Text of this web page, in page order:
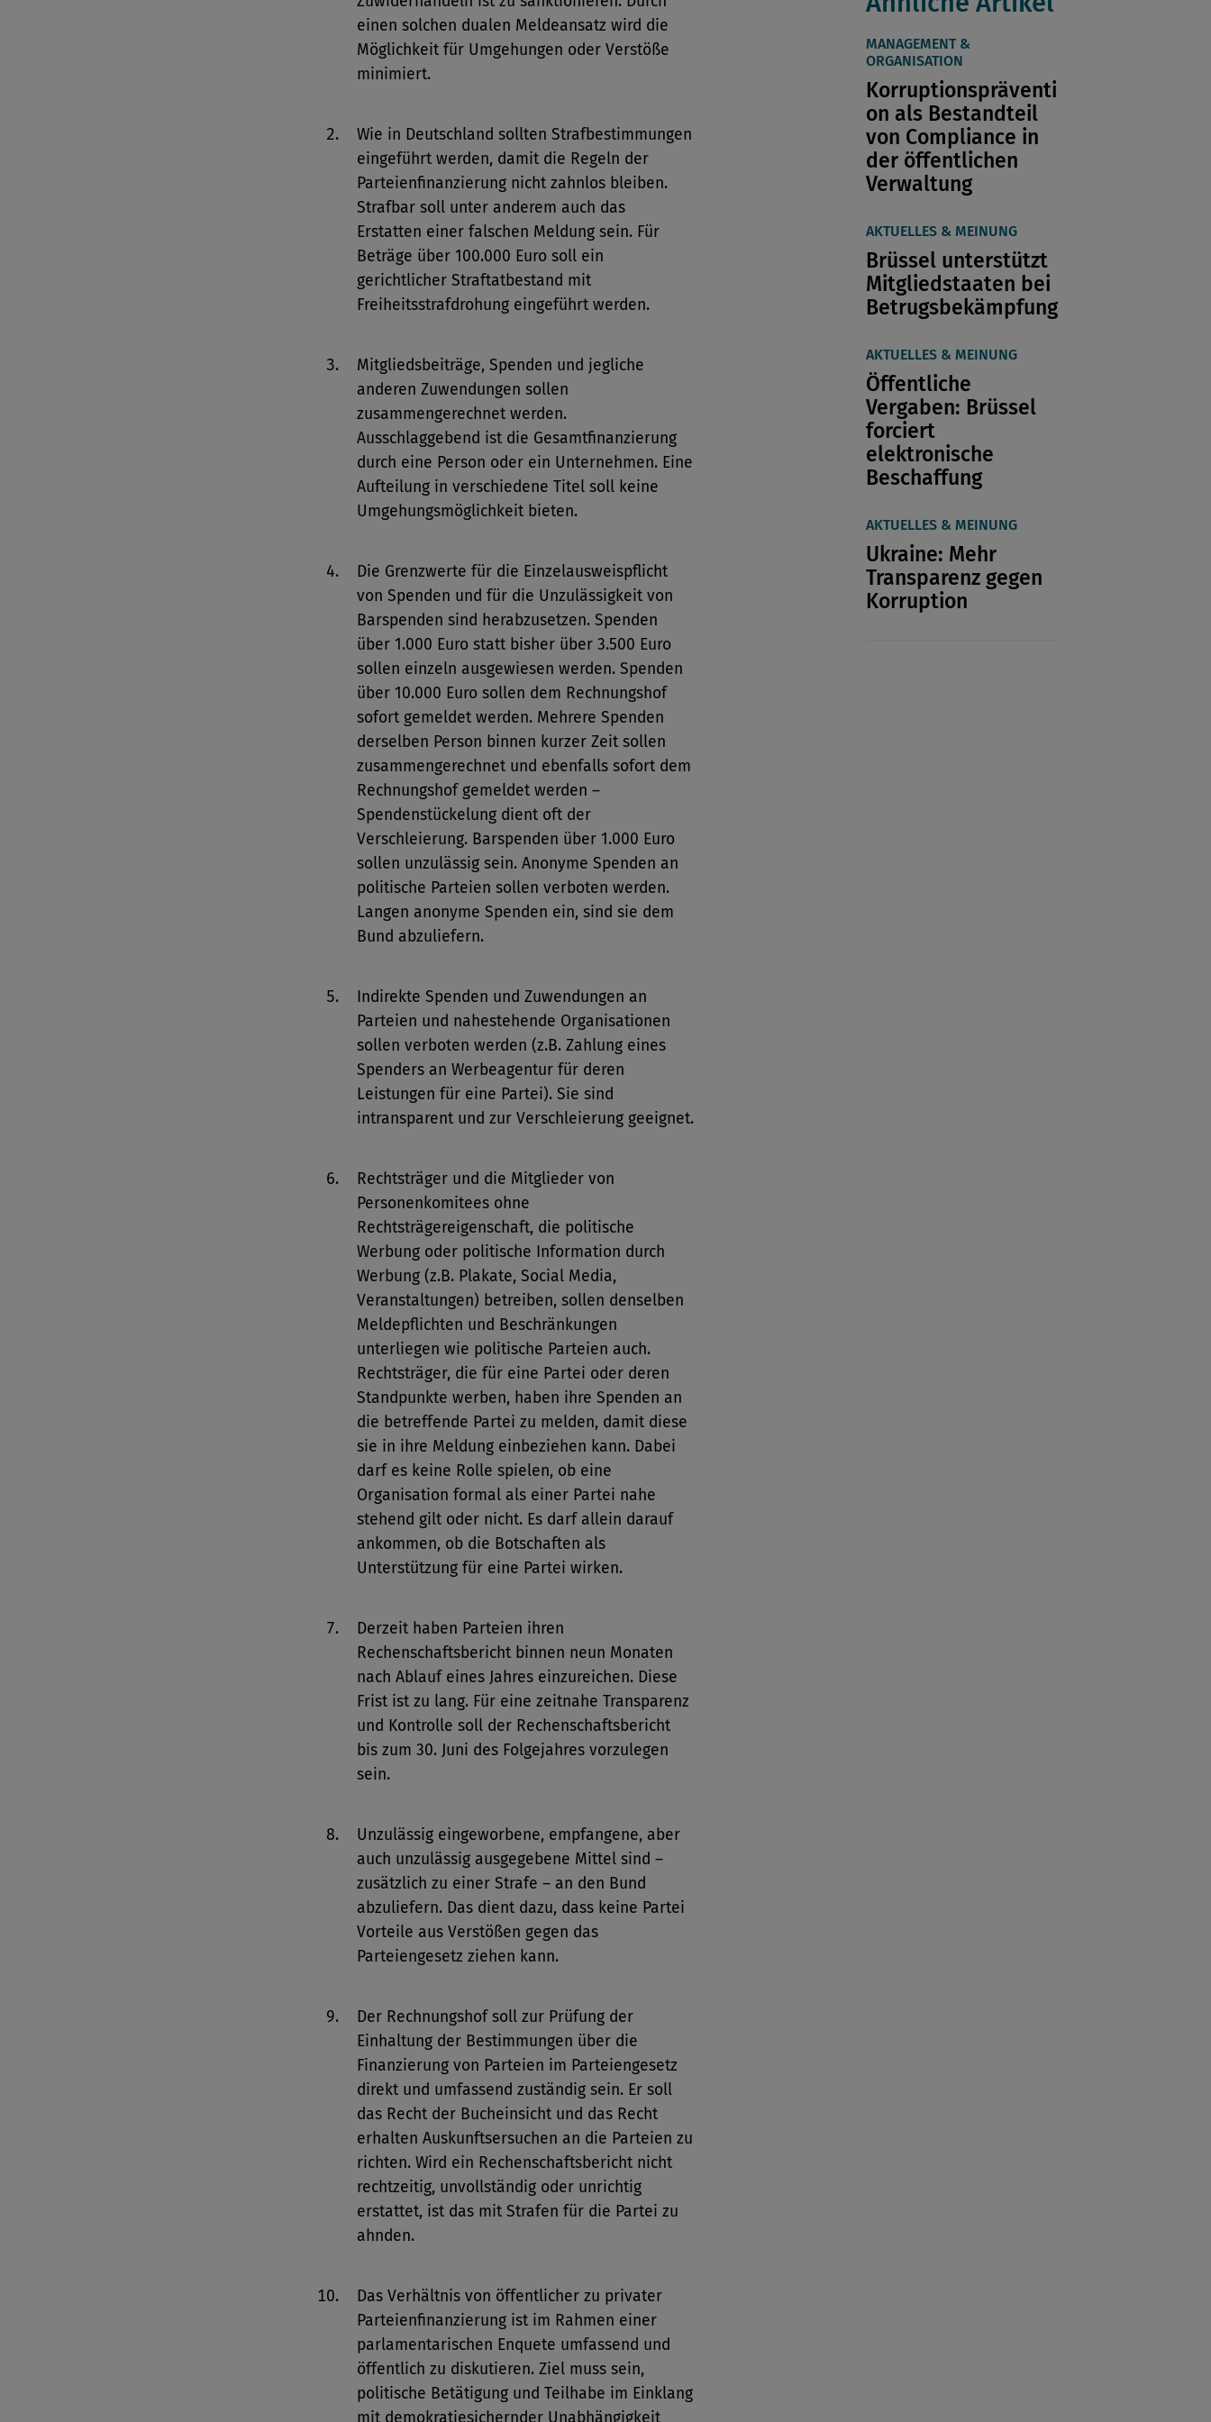
einen solchen dualen Meldeansatz wird die
Möglichkeit für Umgehungen oder Verstöße
minimiert.
Wie in Deutschland sollten Strafbestimmungen
eingeführt werden, damit die Regeln der
Parteienfinanzierung nicht zahnlos bleiben.
Strafbar soll unter anderem auch das
Erstatten einer falschen Meldung sein. Für
Beträge über 100.000 Euro soll ein
gerichtlicher Straftatbestand mit
Freiheitsstrafdrohung eingeführt werden.
Mitgliedsbeiträge, Spenden und jegliche
anderen Zuwendungen sollen
zusammengerechnet werden.
Ausschlaggebend ist die Gesamtfinanzierung
durch eine Person oder ein Unternehmen. Eine
Aufteilung in verschiedene Titel soll keine
Umgehungsmöglichkeit bieten.
Die Grenzwerte für die Einzelausweispflicht
von Spenden und für die Unzulässigkeit von
Barspenden sind herabzusetzen. Spenden
über 1.000 Euro statt bisher über 3.500 Euro
sollen einzeln ausgewiesen werden. Spenden
über 10.000 Euro sollen dem Rechnungshof
sofort gemeldet werden. Mehrere Spenden
derselben Person binnen kurzer Zeit sollen
zusammengerechnet und ebenfalls sofort dem
Rechnungshof gemeldet werden –
Spendenstückelung dient oft der
Verschleierung. Barspenden über 1.000 Euro
sollen unzulässig sein. Anonyme Spenden an
politische Parteien sollen verboten werden.
Langen anonyme Spenden ein, sind sie dem
Bund abzuliefern.
Indirekte Spenden und Zuwendungen an
Parteien und nahestehende Organisationen
sollen verboten werden (z.B. Zahlung eines
Spenders an Werbeagentur für deren
Leistungen für eine Partei). Sie sind
intransparent und zur Verschleierung geeignet.
Rechtsträger und die Mitglieder von
Personenkomitees ohne
Rechtsträgereigenschaft, die politische
Werbung oder politische Information durch
Werbung (z.B. Plakate, Social Media,
Veranstaltungen) betreiben, sollen denselben
Meldepflichten und Beschränkungen
unterliegen wie politische Parteien auch.
Rechtsträger, die für eine Partei oder deren
Standpunkte werben, haben ihre Spenden an
die betreffende Partei zu melden, damit diese
sie in ihre Meldung einbeziehen kann. Dabei
darf es keine Rolle spielen, ob eine
Organisation formal als einer Partei nahe
stehend gilt oder nicht. Es darf allein darauf
ankommen, ob die Botschaften als
Unterstützung für eine Partei wirken.
Derzeit haben Parteien ihren
Rechenschaftsbericht binnen neun Monaten
nach Ablauf eines Jahres einzureichen. Diese
Frist ist zu lang. Für eine zeitnahe Transparenz
und Kontrolle soll der Rechenschaftsbericht
bis zum 30. Juni des Folgejahres vorzulegen
sein.
Unzulässig eingeworbene, empfangene, aber
auch unzulässig ausgegebene Mittel sind –
zusätzlich zu einer Strafe – an den Bund
abzuliefern. Das dient dazu, dass keine Partei
Vorteile aus Verstößen gegen das
Parteiengesetz ziehen kann.
Der Rechnungshof soll zur Prüfung der
Einhaltung der Bestimmungen über die
Finanzierung von Parteien im Parteiengesetz
direkt und umfassend zuständig sein. Er soll
das Recht der Bucheinsicht und das Recht
erhalten Auskunftsersuchen an die Parteien zu
richten. Wird ein Rechenschaftsbericht nicht
rechtzeitig, unvollständig oder unrichtig
erstattet, ist das mit Strafen für die Partei zu
ahnden.
Das Verhältnis von öffentlicher zu privater
Parteienfinanzierung ist im Rahmen einer
parlamentarischen Enquete umfassend und
öffentlich zu diskutieren. Ziel muss sein,
politische Betätigung und Teilhabe im Einklang
mit demokratiesichernder Unabhängigkeit
MANAGEMENT &
ORGANISATION
Korruptionspräventi
on als Bestandteil
von Compliance in
der öffentlichen
Verwaltung
AKTUELLES & MEINUNG
Brüssel unterstützt
Mitgliedstaaten bei
Betrugsbekämpfung
AKTUELLES & MEINUNG
Öffentliche
Vergaben: Brüssel
forciert
elektronische
Beschaffung
AKTUELLES & MEINUNG
Ukraine: Mehr
Transparenz gegen
Korruption